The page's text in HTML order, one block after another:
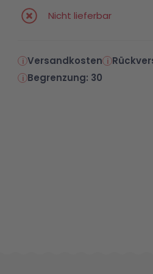
Nicht lieferbar
Versandkosten
Begrenzung: 30